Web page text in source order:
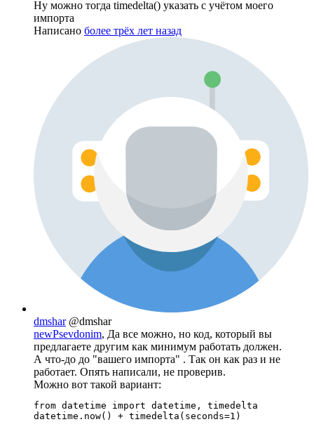
Ну можно тогда timedelta() указать с учётом моего
импорта
Написано более трёх лет назад
dmshar @dmshar
newPsevdonim, Да все можно, но код, который вы
предлагаете другим как минимум работать должен.
А что-до до "вашего импорта" . Так он как раз и не
работает. Опять написали, не проверив.
Можно вот такой вариант:
from datetime import datetime, timedelta
datetime.now() + timedelta(seconds=1)